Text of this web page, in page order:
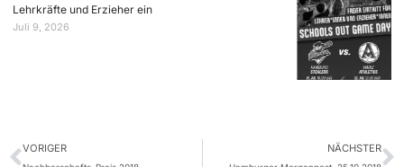
Lehrkräfte und Erzieher ein
Juli 9, 2026
VORIGER NÄCHSTER